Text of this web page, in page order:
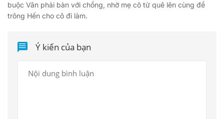
buộc Vân phải bàn với chồng, nhờ mẹ cô từ quê lên cùng để
trông Hến cho cô đi làm.
Ý kiến của bạn